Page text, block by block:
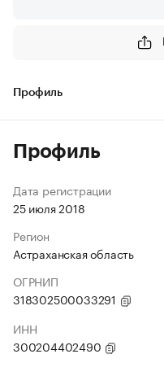
Профиль
Профиль
Дата регистрации
25 июля 2018
Регион
Астраханская область
ОГРНИП
318302500033291
ИНН
300204402490